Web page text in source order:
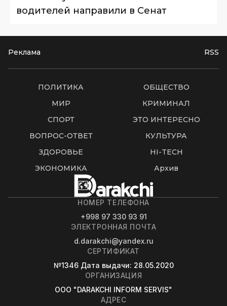
водителей направили в Сенат
Реклама RSS
ПОЛИТИКА
ОБЩЕСТВО
МИР
КРИМИНАЛ
СПОРТ
ЭТО ИНТЕРЕСНО
ВОПРОС-ОТВЕТ
КУЛЬТУРА
ЗДОРОВЬЕ
HI-TECH
ЭКОНОМИКА
Архив
НОМЕР ТЕЛЕФОНА
+998 97 330 93 91
ЭЛЕКТРОННАЯ ПОЧТА
d.darakchi@yandex.ru
СЕРТИФИКАТ
№1346 Дата выдачи: 28.05.2020
ОРГАНИЗАЦИЯ
OOO "DARAKCHI INFORM SERVIS"
АДРЕС